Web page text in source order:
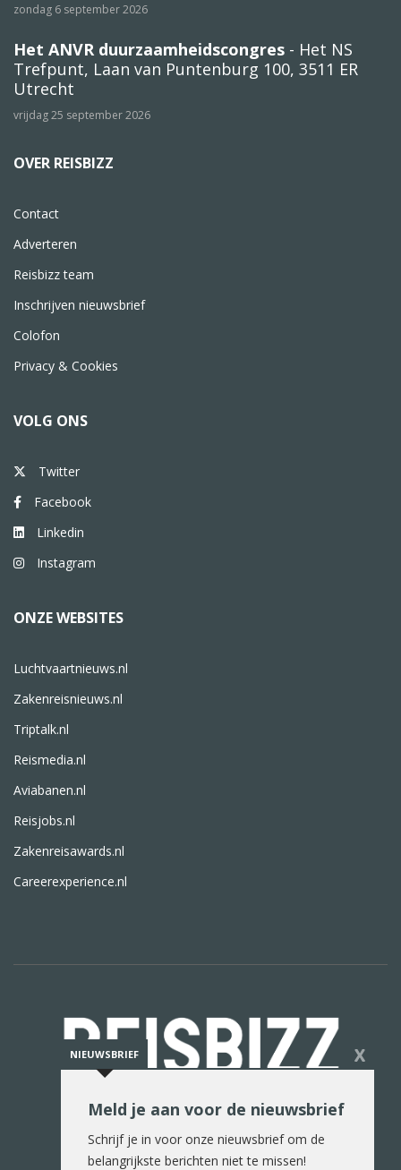
zondag 6 september 2026
Het ANVR duurzaamheidscongres - Het NS
Trefpunt, Laan van Puntenburg 100, 3511 ER
Utrecht
vrijdag 25 september 2026
OVER REISBIZZ
Contact
Adverteren
Reisbizz team
Inschrijven nieuwsbrief
Colofon
Privacy & Cookies
VOLG ONS
Twitter
Facebook
Linkedin
Instagram
ONZE WEBSITES
Luchtvaartnieuws.nl
Zakenreisnieuws.nl
Triptalk.nl
Reismedia.nl
Aviabanen.nl
Reisjobs.nl
Zakenreisawards.nl
Careerexperience.nl
De reiswereld in woord en beeld
NIEUWSBRIEF X
Meld je aan voor de nieuwsbrief
Schrijf je in voor onze nieuwsbrief om de
belangrijkste berichten niet te missen!